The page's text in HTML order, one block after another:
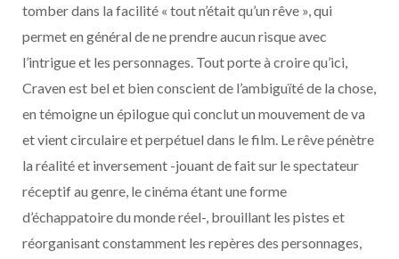
tomber dans la facilité « tout n’était qu’un rêve », qui
permet en général de ne prendre aucun risque avec
l’intrigue et les personnages. Tout porte à croire qu’ici,
Craven est bel et bien conscient de l’ambiguïté de la chose,
en témoigne un épilogue qui conclut un mouvement de va
et vient circulaire et perpétuel dans le film. Le rêve pénètre
la réalité et inversement -jouant de fait sur le spectateur
réceptif au genre, le cinéma étant une forme
d’échappatoire du monde réel-, brouillant les pistes et
réorganisant constamment les repères des personnages,